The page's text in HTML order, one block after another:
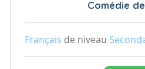
Comédie
Français de niveau